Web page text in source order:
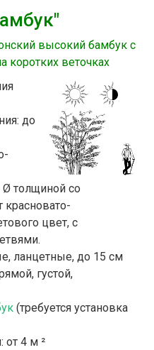
высокий бамбук с
коротких веточках
до
Ø толщиной со
цвет, с
ланцетные, до 15 см
густой,
(требуется установка
от 4 м ²